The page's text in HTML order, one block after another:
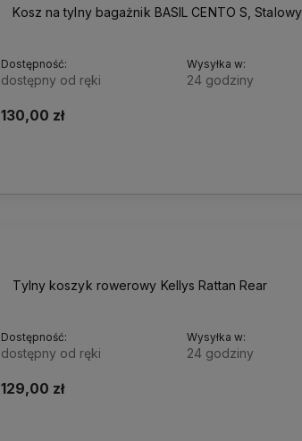
Kosz na tylny bagażnik BASIL CENTO S,
Dostępność:
dostępny od ręki
Wysyłka w:
24 godziny
130,00 zł
Tylny koszyk rowerowy Kellys Rattan Rear
Dostępność:
dostępny od ręki
Wysyłka w:
24 godziny
129,00 zł